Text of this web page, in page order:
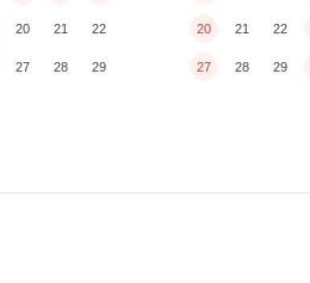
20 21 22
27 28 29
20 21 22
27 28 29